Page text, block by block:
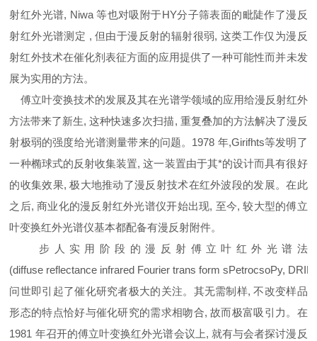
射红外光谱, Niwa 等也对吸附于HY分子筛表面的毗陡作了漫反
射红外光谱测定 , 但由于漫反射的辐射很弱, 这类工作仅为漫反
射红外技术在催化剂表征方面的应用提供了一种可能性而并未发
展为实用的方法。
傅立叶变换技术的发展及其在光谱学领域的应用给漫反射红外
方法带来了新生, 这种快速多次扫描, 重复叠加的方法解决了漫反
射极弱的强度给光谱测量带来的问题。1978 年,Girifhts等发明了
一种椭球式的反射收集装置, 这一装置由于其*的设计而具有很好
的收集效果, 极大地推动了漫反射技术在红外波段的发展。在此
之后, 商业化的漫反射红外光谱仪开始出现, 至今, 较大型的傅立
叶变换红外光谱仪基本都配备有漫反射附件。
步人实用阶段的漫反射傅立叶红外光谱法
(diffuse reflectance infrared Fourier trans form sPetrocsoPy,
问世即引起了催化研究者极大的关注。其无需制样, 不改变样品
形态的特点恰好与催化研究的需求相吻合, 故而极富吸引力。在
1981 年召开的傅立叶变换红外光谱会议上, 就有与会者探讨漫反